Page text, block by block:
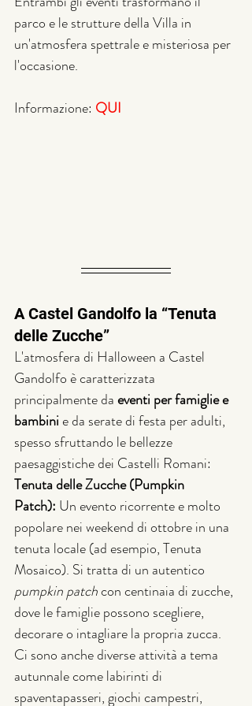
parco e le strutture della Villa in
un'atmosfera spettrale e misteriosa per
l'occasione.
Informazione: QUI
A Castel Gandolfo la “Tenuta
delle Zucche”
L'atmosfera di Halloween a Castel
Gandolfo è caratterizzata
principalmente da eventi per famiglie e
bambini e da serate di festa per adulti,
spesso sfruttando le bellezze
paesaggistiche dei Castelli Romani:
Tenuta delle Zucche (Pumpkin
Patch): Un evento ricorrente e molto
popolare nei weekend di ottobre in una
tenuta locale (ad esempio, Tenuta
Mosaico). Si tratta di un autentico
pumpkin patch con centinaia di zucche,
dove le famiglie possono scegliere,
decorare o intagliare la propria zucca.
Ci sono anche diverse attività a tema
autunnale come labirinti di
spaventapasseri, giochi campestri,